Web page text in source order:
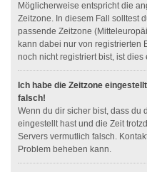
Möglicherweise entspricht die
Zeitzone. In diesem Fall solltest
passende Zeitzone
kann dabei nur von registrierten
noch nicht registriert bist, ist
Ich habe die Zeitzone
falsch!
Wenn du dir sicher bist, dass du
eingestellt hast und die Zeit
Servers vermutlich falsch.
Problem beheben kann.